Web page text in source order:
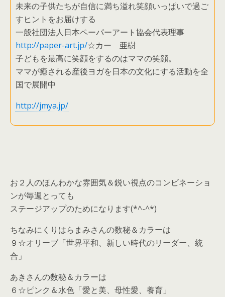
未来の子供たちが自信に満ち溢れ笑顔いっぱいで過ご
すヒントをお届けする
一般社団法人日本ペーパーアート協会代表理事
http://paper-art.jp/☆カー 亜樹
子どもを最高に笑顔をするのはママの笑顔。
ママが癒される産後ヨガを日本の文化にする活動を全
国で展開中
http://jmya.jp/
お２人のほんわかな雰囲気＆鋭い視点のコンビネーショ
ンが毎週とっても
ステージアップのためになります(*^-^*)
ちなみにくりはらまみさんの数秘＆カラーは
９☆オリーブ「世界平和、新しい時代のリーダー、統
合」
あきさんの数秘＆カラーは
６☆ピンク＆水色「愛と美、母性愛、養育」